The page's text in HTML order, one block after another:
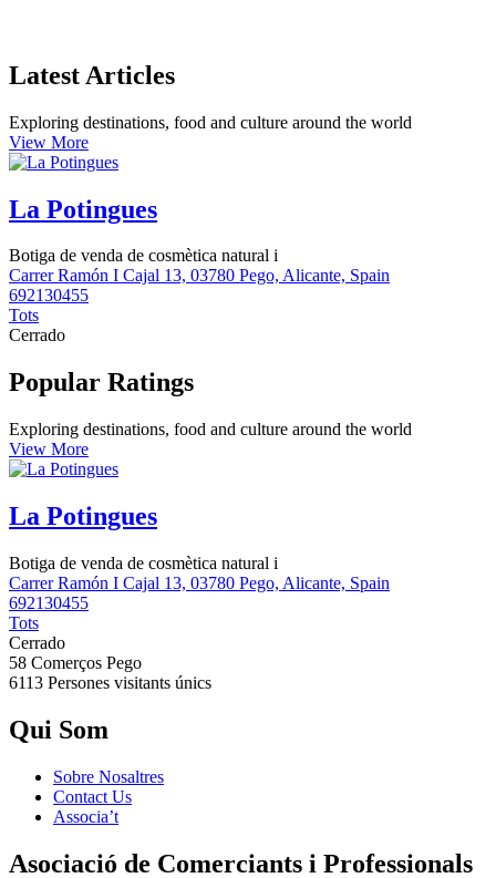
Latest Articles
Exploring destinations, food and culture around the world
View More
La Potingues
Botiga de venda de cosmètica natural i
Carrer Ramón I Cajal 13, 03780 Pego, Alicante, Spain
692130455
Tots
Cerrado
Popular Ratings
Exploring destinations, food and culture around the world
View More
La Potingues
Botiga de venda de cosmètica natural i
Carrer Ramón I Cajal 13, 03780 Pego, Alicante, Spain
692130455
Tots
Cerrado
58 Comerços Pego
6113 Persones visitants únics
Qui Som
Sobre Nosaltres
Contact Us
Associa’t
Asociació de Comerciants i Professionals